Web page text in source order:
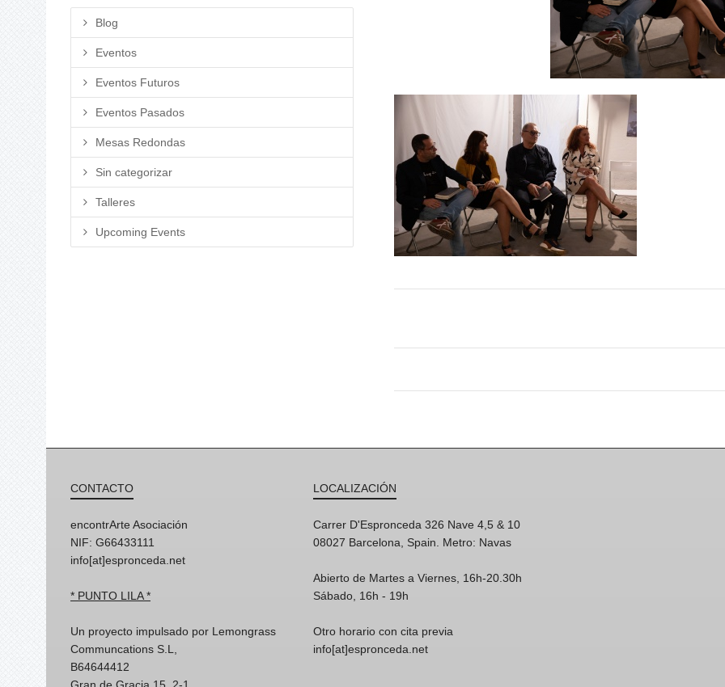
Blog
Eventos
Eventos Futuros
Eventos Pasados
Mesas Redondas
Sin categorizar
Talleres
Upcoming Events
CONTACTO
encontrArte Asociación
NIF: G66433111
info[at]espronceda.net
* PUNTO LILA *
Un proyecto impulsado por Lemongrass
Communcations S.L,
B64644412
Gran de Gracia 15, 2-1
LOCALIZACIÓN
Carrer D'Espronceda 326 Nave 4,5 & 10
08027 Barcelona, Spain. Metro: Navas
Abierto de Martes a Viernes, 16h-20.30h
Sábado, 16h - 19h
Otro horario con cita previa
info[at]espronceda.net